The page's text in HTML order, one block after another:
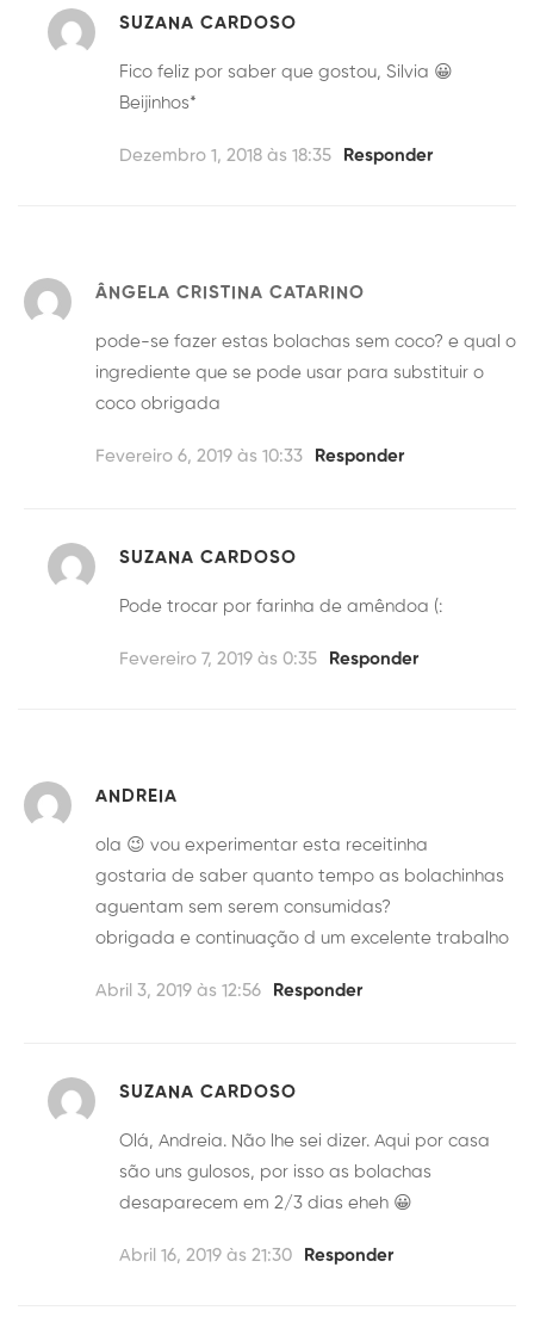
SUZANA CARDOSO
Fico feliz por saber que gostou, Silvia 😀
Beijinhos*
Dezembro 1, 2018 às 18:35 Responder
ÂNGELA CRISTINA CATARINO
pode-se fazer estas bolachas sem coco? e qual o
ingrediente que se pode usar para substituir o
coco obrigada
Fevereiro 6, 2019 às 10:33 Responder
SUZANA CARDOSO
Pode trocar por farinha de amêndoa (:
Fevereiro 7, 2019 às 0:35 Responder
ANDREIA
ola 😉 vou experimentar esta receitinha
gostaria de saber quanto tempo as bolachinhas
aguentam sem serem consumidas?
obrigada e continuação d um excelente trabalho
Abril 3, 2019 às 12:56 Responder
SUZANA CARDOSO
Olá, Andreia. Não lhe sei dizer. Aqui por casa
são uns gulosos, por isso as bolachas
desaparecem em 2/3 dias eheh 😀
Abril 16, 2019 às 21:30 Responder